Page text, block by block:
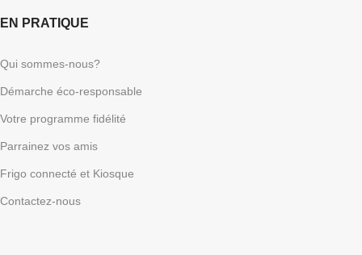
EN PRATIQUE
Qui sommes-nous?
Démarche éco-responsable
Votre programme fidélité
Parrainez vos amis
Frigo connecté et Kiosque
Contactez-nous